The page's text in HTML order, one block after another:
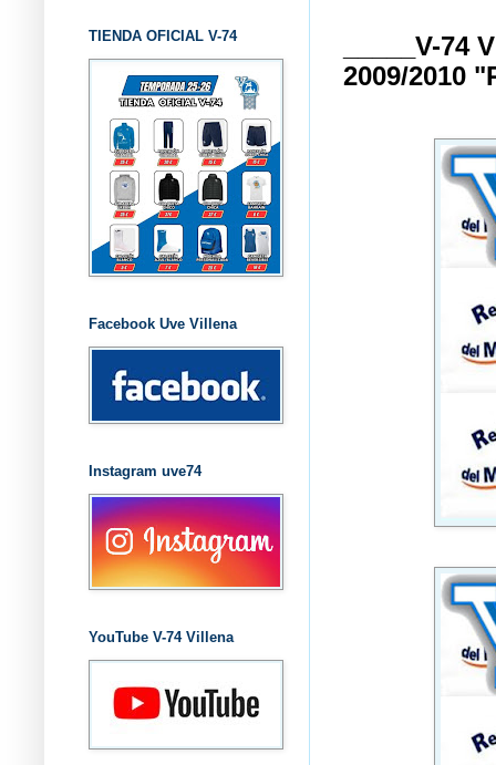
_____V-74
2009/2010
TIENDA OFICIAL V-74
Facebook Uve Villena
Instagram uve74
YouTube V-74 Villena